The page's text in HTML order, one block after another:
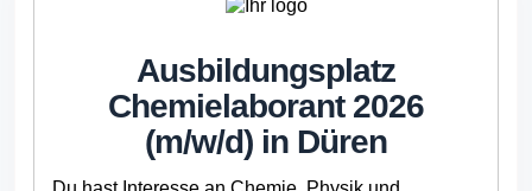
Ausbildungsplatz
Chemielaborant 2026
(m/w/d) in Düren